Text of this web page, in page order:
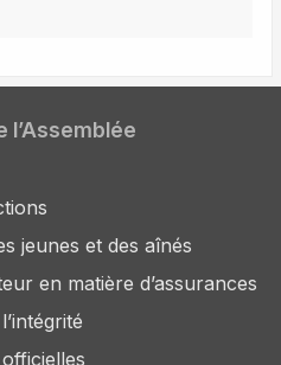
l’Assemblée
jeunes et des aînés
en matière d’assurances